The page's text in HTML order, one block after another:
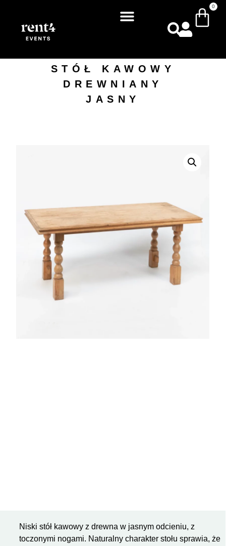
0
STÓŁ KAWOWY
DREWNIANY
JASNY
Niski stół kawowy z drewna w jasnym odcieniu, z
toczonymi nogami. Naturalny charakter stołu sprawia, że